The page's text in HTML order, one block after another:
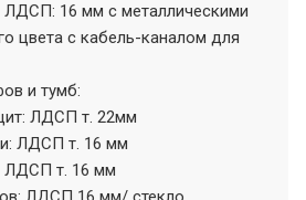
16 мм с металлическими
цвета с кабель-каналом для
и тумб:
ЛДСП т. 22мм
ЛДСП т. 16 мм
ЛДСП т. 16 мм